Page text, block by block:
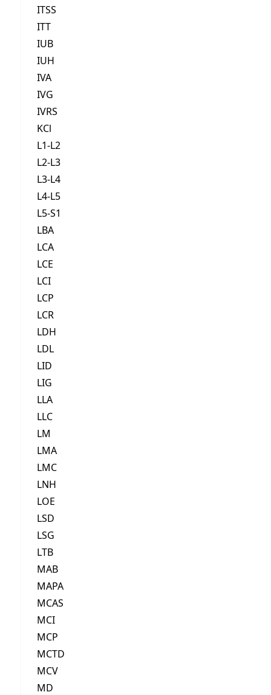
ITSS
ITT
IUB
IUH
IVA
IVG
IVRS
KCl
L1-L2
L2-L3
L3-L4
L4-L5
L5-S1
LBA
LCA
LCE
LCI
LCP
LCR
LDH
LDL
LID
LIG
LLA
LLC
LM
LMA
LMC
LNH
LOE
LSD
LSG
LTB
MAB
MAPA
MCAS
MCI
MCP
MCTD
MCV
MD